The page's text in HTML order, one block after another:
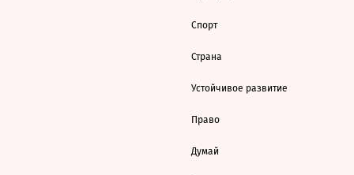
Спорт
Страна
Устойчивое развитие
Право
Думай